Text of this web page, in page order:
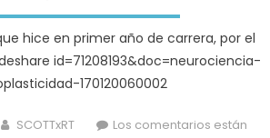
hice en primer año de carrera, por el
id=71208193&doc=neurociencia-
170120060002
Author
SCOTTxRT
Los comentarios están